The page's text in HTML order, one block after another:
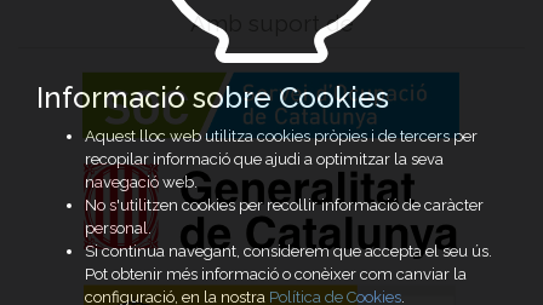
Amb suport de
Informació sobre Cookies
Aquest lloc web utilitza cookies pròpies i de tercers per
recopilar informació que ajudi a optimitzar la seva
navegació web.
No s'utilitzen cookies per recollir informació de caràcter
personal.
Si continua navegant, considerem que accepta el seu ús.
Pot obtenir més informació o conèixer com canviar la
configuració, en la nostra Política de Cookies.